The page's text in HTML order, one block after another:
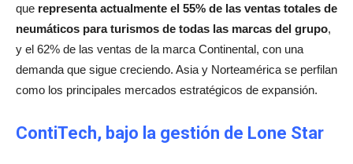
que representa actualmente el 55% de las ventas totales de
neumáticos para turismos de todas las marcas del grupo,
y el 62% de las ventas de la marca Continental, con una
demanda que sigue creciendo. Asia y Norteamérica se perfilan
como los principales mercados estratégicos de expansión.
ContiTech, bajo la gestión de Lone Star